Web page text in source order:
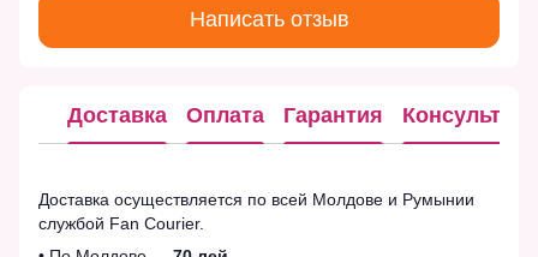
Написать отзыв
Доставка Оплата Гарантия
Доставка осуществляется по всей Молдове и Румынии
службой Fan Courier.